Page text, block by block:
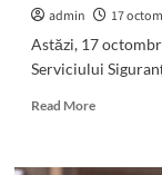
admin
17
Astăzi, 17
Serviciului
Read MoreRead
Eforie